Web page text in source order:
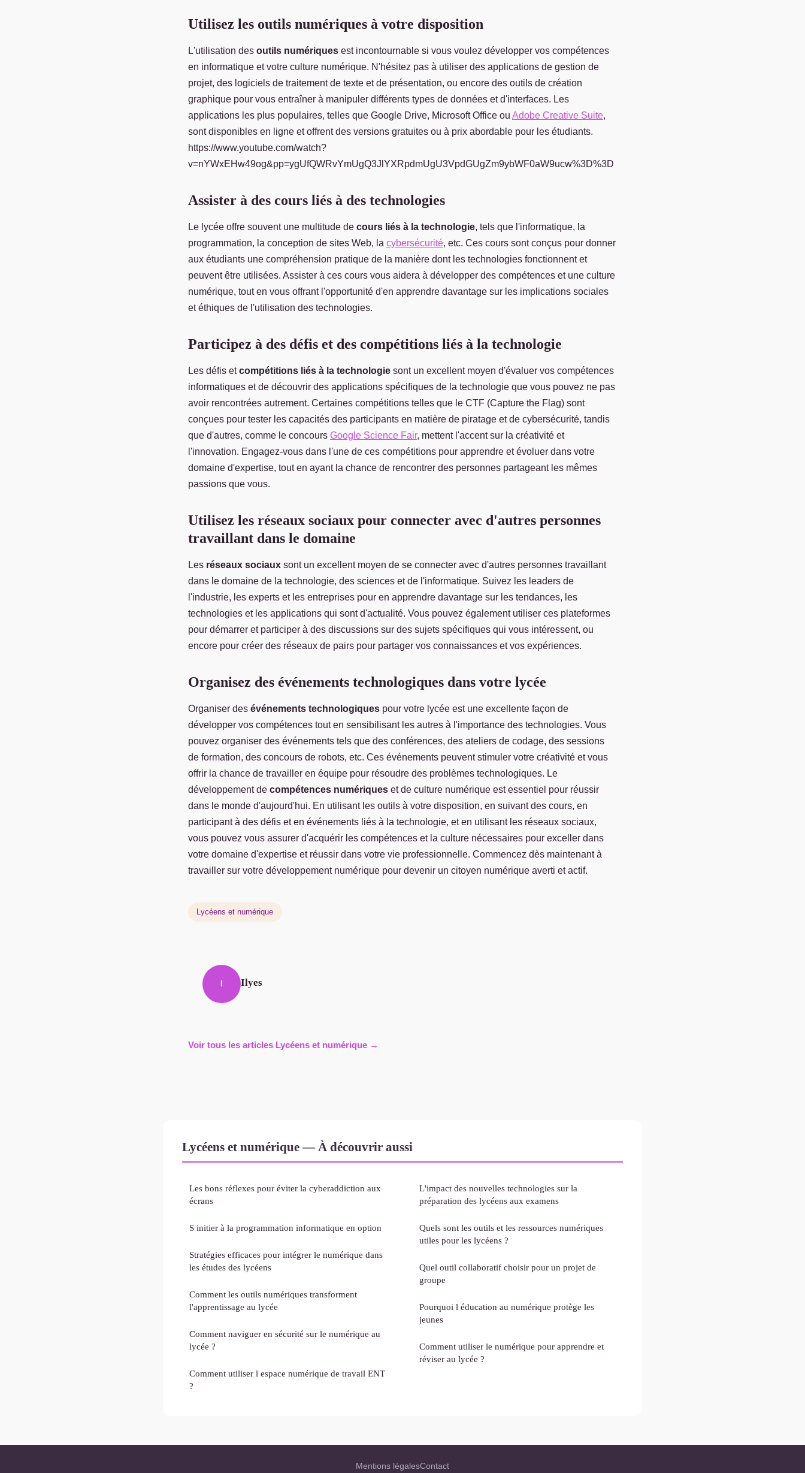
Utilisez les outils numériques à votre disposition
L'utilisation des outils numériques est incontournable si vous voulez développer vos compétences
en informatique et votre culture numérique. N'hésitez pas à utiliser des applications de gestion de
projet, des logiciels de traitement de texte et de présentation, ou encore des outils de création
graphique pour vous entraîner à manipuler différents types de données et d'interfaces. Les
applications les plus populaires, telles que Google Drive, Microsoft Office ou Adobe Creative Suite,
sont disponibles en ligne et offrent des versions gratuites ou à prix abordable pour les étudiants.
https://www.youtube.com/watch?
v=nYWxEHw49og&pp=ygUfQWRvYmUgQ3JlYXRpdmUgU3VpdGUgZm9ybWF0aW9ucw%3D%3D
Assister à des cours liés à des technologies
Le lycée offre souvent une multitude de cours liés à la technologie, tels que l'informatique, la
programmation, la conception de sites Web, la cybersécurité, etc. Ces cours sont conçus pour donner
aux étudiants une compréhension pratique de la manière dont les technologies fonctionnent et
peuvent être utilisées. Assister à ces cours vous aidera à développer des compétences et une culture
numérique, tout en vous offrant l'opportunité d'en apprendre davantage sur les implications sociales
et éthiques de l'utilisation des technologies.
Participez à des défis et des compétitions liés à la technologie
Les défis etcompétitions liés à la technologie sont un excellent moyen d'évaluer vos compétences
informatiques et de découvrir des applications spécifiques de la technologie que vous pouvez ne pas
avoir rencontrées autrement. Certaines compétitions telles que le CTF (Capture the Flag) sont
conçues pour tester les capacités des participants en matière de piratage et de cybersécurité, tandis
que d'autres, comme le concours Google Science Fair, mettent l'accent sur la créativité et
l'innovation. Engagez-vous dans l'une de ces compétitions pour apprendre et évoluer dans votre
domaine d'expertise, tout en ayant la chance de rencontrer des personnes partageant les mêmes
passions que vous.
Utilisez les réseaux sociaux pour connecter avec d'autres personnes
travaillant dans le domaine
Les réseaux sociaux sont un excellent moyen de se connecter avec d'autres personnes travaillant
dans le domaine de la technologie, des sciences et de l'informatique. Suivez les leaders de
l'industrie, les experts et les entreprises pour en apprendre davantage sur les tendances, les
technologies et les applications qui sont d'actualité. Vous pouvez également utiliser ces plateformes
pour démarrer et participer à des discussions sur des sujets spécifiques qui vous intéressent, ou
encore pour créer des réseaux de pairs pour partager vos connaissances et vos expériences.
Organisez des événements technologiques dans votre lycée
Organiser des événements technologiques pour votre lycée est une excellente façon de
développer vos compétences tout en sensibilisant les autres à l'importance des technologies. Vous
pouvez organiser des événements tels que des conférences, des ateliers de codage, des sessions
de formation, des concours de robots, etc. Ces événements peuvent stimuler votre créativité et vous
offrir la chance de travailler en équipe pour résoudre des problèmes technologiques. Le
développement de compétences numériques et de culture numérique est essentiel pour réussir
dans le monde d'aujourd'hui. En utilisant les outils à votre disposition, en suivant des cours, en
participant à des défis et en événements liés à la technologie, et en utilisant les réseaux sociaux,
vous pouvez vous assurer d'acquérir les compétences et la culture nécessaires pour exceller dans
votre domaine d'expertise et réussir dans votre vie professionnelle. Commencez dès maintenant à
travailler sur votre développement numérique pour devenir un citoyen numérique averti et actif.
Lycéens et numérique
Ilyes
Voir tous les articles Lycéens et numérique →
Lycéens et numérique — À découvrir aussi
Les bons réflexes pour éviter la cyberaddiction aux
écrans
S initier à la programmation informatique en option
Stratégies efficaces pour intégrer le numérique dans
les études des lycéens
Comment les outils numériques transforment
l'apprentissage au lycée
Comment naviguer en sécurité sur le numérique au
lycée ?
Comment utiliser l espace numérique de travail ENT
?
L'impact des nouvelles technologies sur la
préparation des lycéens aux examens
Quels sont les outils et les ressources numériques
utiles pour les lycéens ?
Quel outil collaboratif choisir pour un projet de
groupe
Pourquoi l éducation au numérique protège les
jeunes
Comment utiliser le numérique pour apprendre et
réviser au lycée ?
Mentions légalesContact